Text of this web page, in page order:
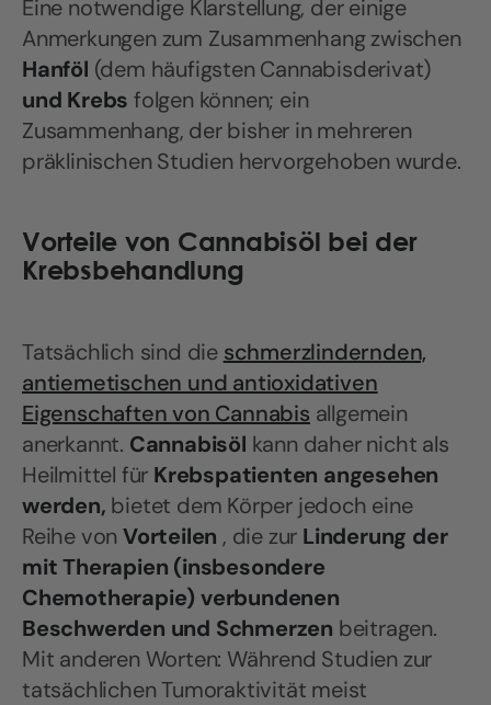
Eine notwendige Klarstellung, der einige
Anmerkungen zum Zusammenhang zwischen
Hanföl (dem häufigsten Cannabisderivat)
und Krebs folgen können; ein
Zusammenhang, der bisher in mehreren
präklinischen Studien hervorgehoben wurde.
Vorteile von Cannabisöl bei der
Krebsbehandlung
Tatsächlich sind die schmerzlindernden,
antiemetischen und antioxidativen
Eigenschaften von Cannabis allgemein
anerkannt. Cannabisöl kann daher nicht als
Heilmittel für Krebspatienten angesehen
werden, bietet dem Körper jedoch eine
Reihe vonVorteilen , die zur Linderung der
mit Therapien (insbesondere
Chemotherapie) verbundenen
Beschwerden und Schmerzen beitragen.
Mit anderen Worten: Während Studien zur
tatsächlichen Tumoraktivität meist